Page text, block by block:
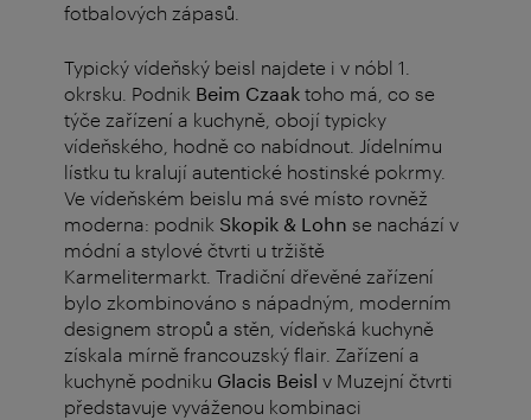
fotbalových zápasů.
Typický vídeňský beisl najdete i v nóbl 1.
okrsku. Podnik Beim Czaak toho má, co se
týče zařízení a kuchyně, obojí typicky
vídeňského, hodně co nabídnout. Jídelnímu
lístku tu kralují autentické hostinské pokrmy.
Ve vídeňském beislu má své místo rovněž
moderna: podnik Skopik & Lohn se nachází v
módní a stylové čtvrti u tržiště
Karmelitermarkt. Tradiční dřevěné zařízení
bylo zkombinováno s nápadným, moderním
designem stropů a stěn, vídeňská kuchyně
získala mírně francouzský flair. Zařízení a
kuchyně podniku Glacis Beisl v Muzejní čtvrti
představuje vyváženou kombinaci